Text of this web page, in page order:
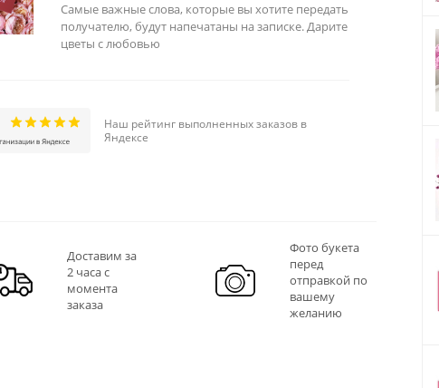
Самые важные слова, которые вы хотите передать
получателю, будут напечатаны на записке. Дарите
цветы с любовью
Наш рейтинг выполненных заказов в
Яндексе
Доставим за
2 часа с
момента
заказа
Фото букета
перед
отправкой по
вашему
желанию